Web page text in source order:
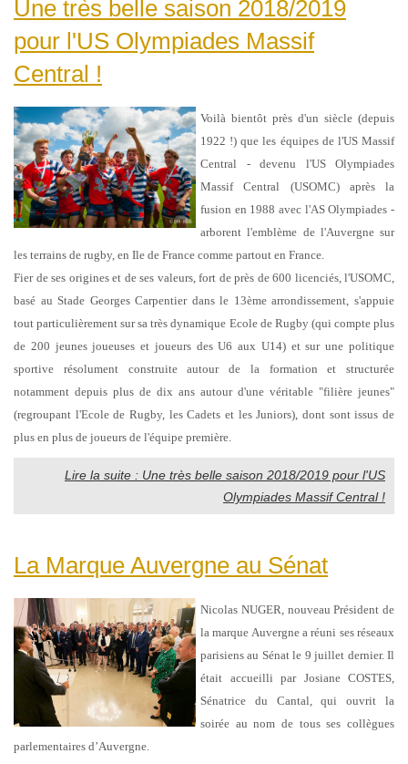
Une très belle saison 2018/2019
pour l'US Olympiades Massif
Central !
Voilà bientôt près d'un siècle (depuis
1922 !) que les équipes de l'US Massif
Central - devenu l'US Olympiades
Massif Central (USOMC) après la
fusion en 1988 avec l'AS Olympiades -
arborent l'emblème de l'Auvergne sur
les terrains de rugby, en Ile de France comme partout en France.
Fier de ses origines et de ses valeurs, fort de près de 600 licenciés, l'USOMC,
basé au Stade Georges Carpentier dans le 13ème arrondissement, s'appuie
tout particulièrement sur sa très dynamique Ecole de Rugby (qui compte plus
de 200 jeunes joueuses et joueurs des U6 aux U14) et sur une politique
sportive résolument construite autour de la formation et structurée
notamment depuis plus de dix ans autour d'une véritable "filière jeunes"
(regroupant l'Ecole de Rugby, les Cadets et les Juniors), dont sont issus de
plus en plus de joueurs de l'équipe première.
Lire la suite : Une très belle saison 2018/2019 pour l'US
Olympiades Massif Central !
La Marque Auvergne au Sénat
Nicolas NUGER, nouveau Président de
la marque Auvergne a réuni ses réseaux
parisiens au Sénat le 9 juillet dernier. Il
était accueilli par Josiane COSTES,
Sénatrice du Cantal, qui ouvrit la
soirée au nom de tous ses collègues
parlementaires d’Auvergne.